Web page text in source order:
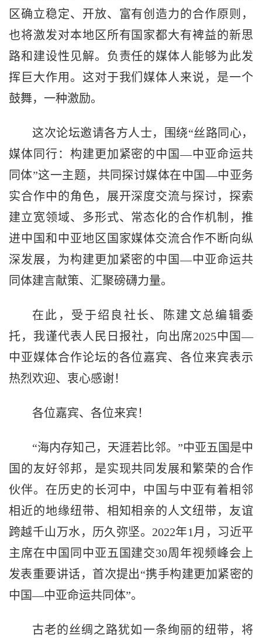
区确立稳定、开放、富有创造力的合作原则，
也将激发对本地区所有国家都大有裨益的新思
路和建设性见解。负责任的媒体人能够为此发
挥巨大作用。这对于我们媒体人来说，是一个
鼓舞，一种激励。
这次论坛邀请各方人士，围绕“丝路同心，
媒体同行：构建更加紧密的中国—中亚命运共
同体”这一主题，共同探讨媒体在中国—中亚务
实合作中的角色，展开深度交流与探讨，探索
建立宽领域、多形式、常态化的合作机制，推
进中国和中亚地区国家媒体交流合作不断向纵
深发展，为构建更加紧密的中国—中亚命运共
同体建言献策、汇聚磅礴力量。
在此，受于绍良社长、陈建文总编辑委
托，我谨代表人民日报社，向出席2025中国—
中亚媒体合作论坛的各位嘉宾、各位来宾表示
热烈欢迎、衷心感谢！
各位嘉宾、各位来宾！
“海内存知己，天涯若比邻。”中亚五国是中
国的友好邻邦，是实现共同发展和繁荣的合作
伙伴。在历史的长河中，中国与中亚有着相邻
相近的地缘纽带、相知相亲的人文纽带，友谊
跨越千山万水，历久弥坚。2022年1月，习近平
主席在中国同中亚五国建交30周年视频峰会上
发表重要讲话，首次提出“携手构建更加紧密的
中国—中亚命运共同体”。
古老的丝绸之路犹如一条绚丽的纽带，将